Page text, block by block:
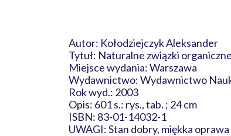
Autor: Kołodziejczyk Aleksander
Tytuł: Naturalne związki organiczne
Miejsce wydania: Warszawa
Wydawnictwo: Wydawnictwo
Rok wyd.: 2003
Opis: 601 s.: rys., tab. ; 24 cm
ISBN: 83-01-14032-1
UWAGI: Stan dobry, miękka